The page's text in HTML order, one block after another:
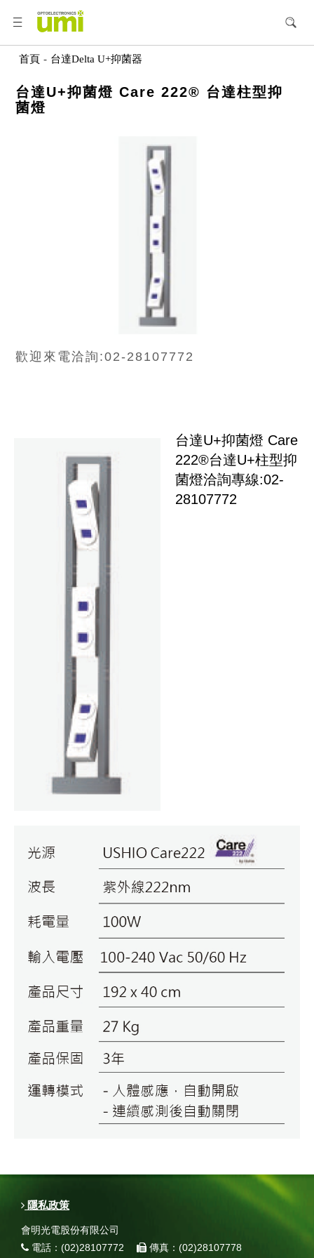
首頁 - 台達Delta U+抑菌器
台達U+抑菌燈 Care 222® 台達柱型抑
菌燈
歡迎來電洽詢:02-28107772
台達U+抑菌燈 Care
222®台達U+柱型抑
菌燈洽詢專線:02-
28107772
隱私政策
會明光電股份有限公司
電話：(02)28107772
傳真：(02)28107778